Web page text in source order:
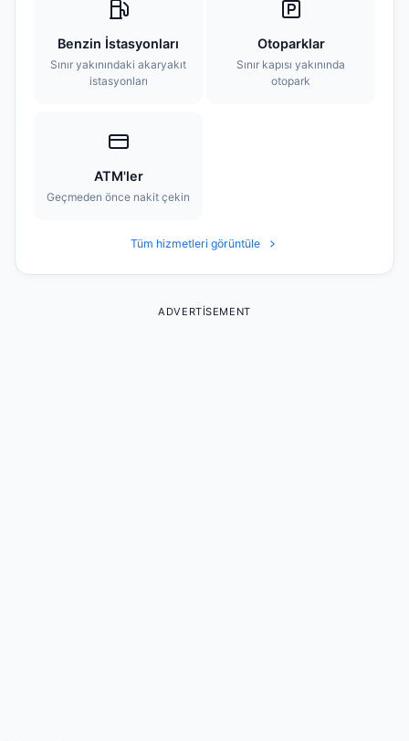
Benzin İstasyonları
Sınır yakınındaki akaryakıt
istasyonları
Otoparklar
Sınır kapısı yakınında
otopark
ATM'ler
Geçmeden önce nakit çekin
Tüm hizmetleri görüntüle
ADVERTISEMENT